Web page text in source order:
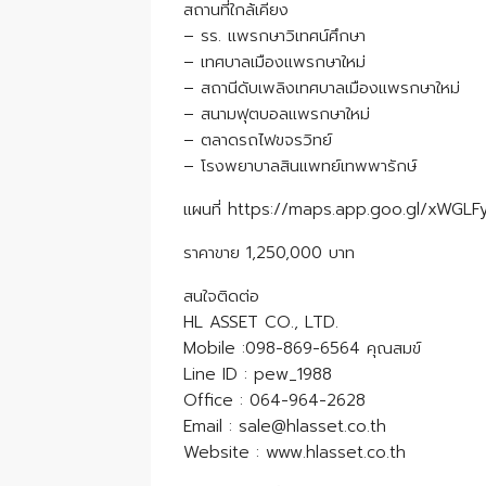
สถานที่ใกล้เคียง
– รร. แพรกษาวิเทศน์ศึกษา
– เทศบาลเมืองแพรกษาใหม่
– สถานีดับเพลิงเทศบาลเมืองแพรกษาใหม่
– สนามฟุตบอลแพรกษาใหม่
– ตลาดรถไฟขจรวิทย์
– โรงพยาบาลสินแพทย์เทพพารักษ์
แผนที่ https://maps.app.goo.gl/
ราคาขาย 1,250,000 บาท
สนใจติดต่อ
HL ASSET CO., LTD.
Mobile :098-869-6564 คุณสมข์
Line ID : pew_1988
Office : 064-964-2628
Email : sale@hlasset.co.th
Website : www.hlasset.co.th